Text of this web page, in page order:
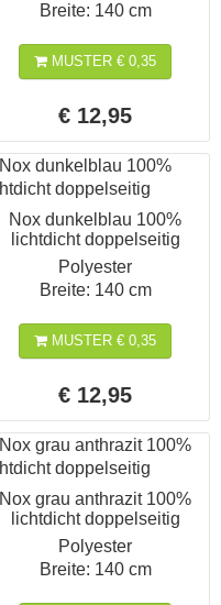
Breite: 140 cm
MUSTER € 0,35
€ 12,95
Nox dunkelblau 100%
lichtdicht doppelseitig
Polyester
Breite: 140 cm
MUSTER € 0,35
€ 12,95
Nox grau anthrazit 100%
lichtdicht doppelseitig
Polyester
Breite: 140 cm